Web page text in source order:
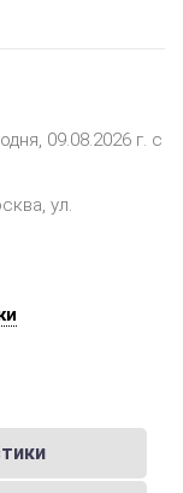
09.08.2026 г. с
ул.